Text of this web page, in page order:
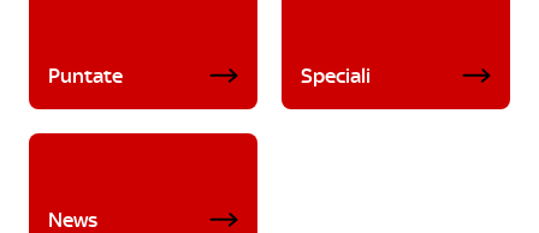
Puntate Speciali
News